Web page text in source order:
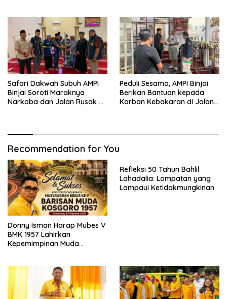
Safari Dakwah Subuh AMPI
Binjai Soroti Maraknya
Narkoba dan Jalan Rusak di
Peduli Sesama, AMPI Binjai
Berikan Bantuan kepada
Korban Kebakaran di Jalan
Recommendation for You
Donny Isman Harap Mubes V
BMK 1957 Lahirkan
Kepemimpinan Muda
1957
Refleksi 50 Tahun Bahlil
Lahadalia: Lompatan yang
Lampaui Ketidakmungkinan